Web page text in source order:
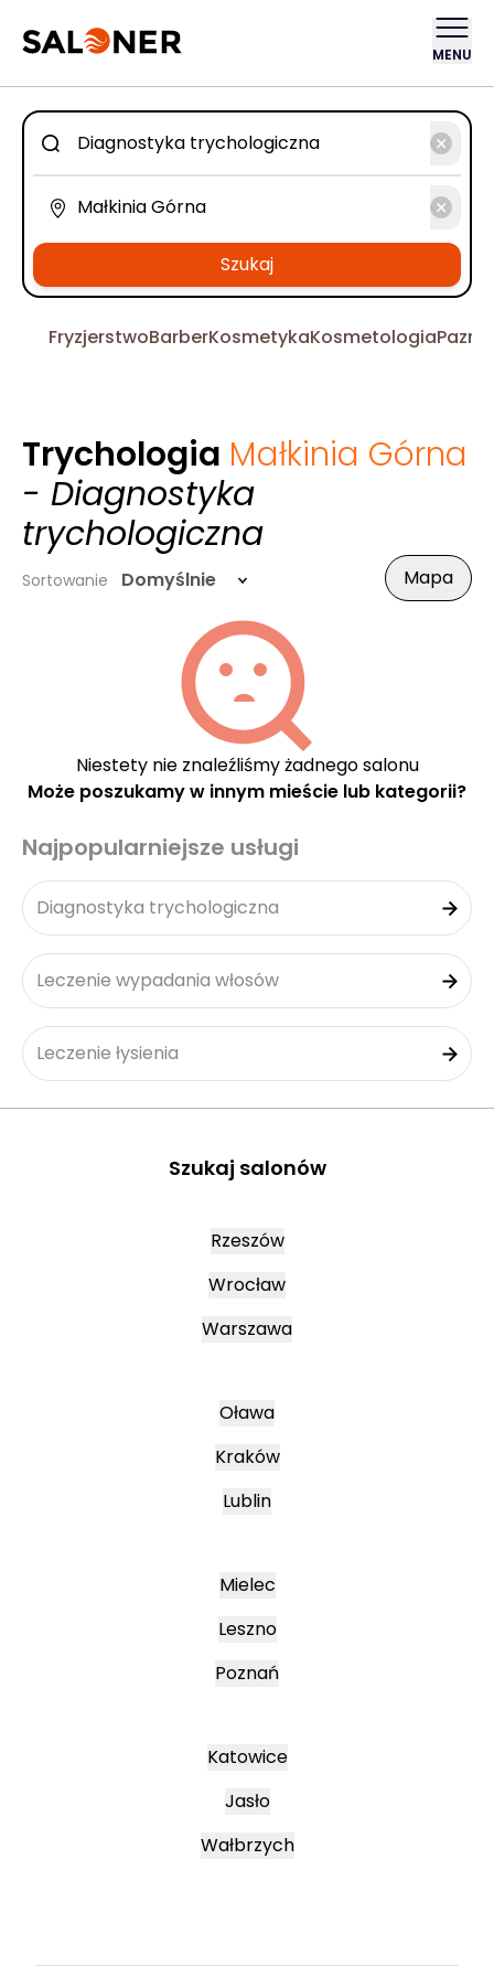
MENU
Szukaj
FryzjerstwoBarberKosmetykaKosmetologia
Trychologia Małkinia Górna
- Diagnostyka
trychologiczna
Sortowanie Domyślnie Mapa
Niestety nie znaleźliśmy żadnego salonu
Może poszukamy w innym mieście lub kategorii?
Najpopularniejsze usługi
Diagnostyka trychologiczna
Leczenie wypadania włosów
Leczenie łysienia
Szukaj salonów
Rzeszów
Wrocław
Warszawa
Oława
Kraków
Lublin
Mielec
Leszno
Poznań
Katowice
Jasło
Wałbrzych